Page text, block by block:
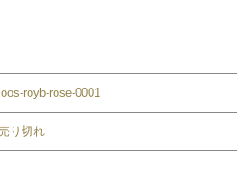
loos-royb-rose-0001
り切れ